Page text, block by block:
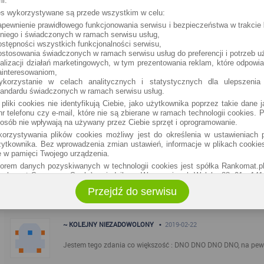
dokumentów. Np. Moja matka musi udowodnić sadownie ze
przez macoche, druga żonę dziadka. Dodam ze slub mial
~ Damian •2019-03-07
Złamany palec u nogi.Po skońvczonej chorobie wypełniłem
Historie choroby,leczenie i wszystkie papiery w formie zdjęcia
wysyłać dokumentów pocztą). Kasa poi dwóch dniach na
~ ano •2019-02-24
[Moderacja] Stłuczka z winy ich klienta. Brak wyplaty za
moje autko bylo wcześniej rozbite. Autko dwa miesiące w
i sam musze naprawic bo [Moderacja] biegły...
~ KOLEJNY NIEZADOWOLONY • 2019-02-22
Jestem tego zdania co większość : DNO DNO DNO DNO, na
wykorzystywane są przede wszystkim w celu:
prawidłowego funkcjonowania serwisu i bezpieczeństwa w
i świadczonych w ramach serwisu usług,
wszystkich funkcjonalności serwisu,
świadczonych w ramach serwisu usług do preferencji i potrzeb
działań marketingowych, w tym prezentowania reklam, które
w celach analitycznych i statystycznych dla
świadczonych w ramach serwisu usług.
cookies nie identyfikują Ciebie, jako użytkownika poprzez takie dane
telefonu czy e-mail, które nie są zbierane w ramach technologii cookies.
nie wpływają na używany przez Ciebie sprzęt i oprogramowanie.
plików cookies możliwy jest do określenia w ustawieniach
Bez wprowadzenia zmian ustawień, informacje w plikach
w pamięci Twojego urządzenia.
danych pozyskiwanych w technologii cookies jest spółka
Sp. z o. o. Sp. k.) z siedzibą w Warszawie, ul. Wolska 88, 01 -
użytkownik w każdym czasie skontaktować się z administratorem
jak również wyrazić sprzeciwu wobec działań administratora.
serwisu i odpowiednie dostosowanie usług, świadczonych w ramach
Zasady świadczenia usług w serwisie określa regulamin serwisu.
na temat stosowania technologii cookies w serwisie dostępne
Przejdź do serwisu